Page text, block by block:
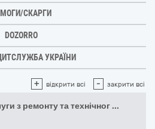
СКАРГИ
DOZORRO
УКРАЇНИ
+ відкрити всі - закрити всі
з ремонту та технічног ...